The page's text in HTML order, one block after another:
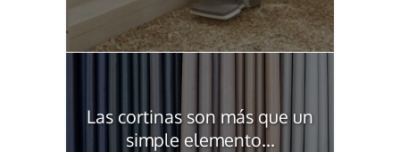
Las cortinas son más que un
simple elemento...